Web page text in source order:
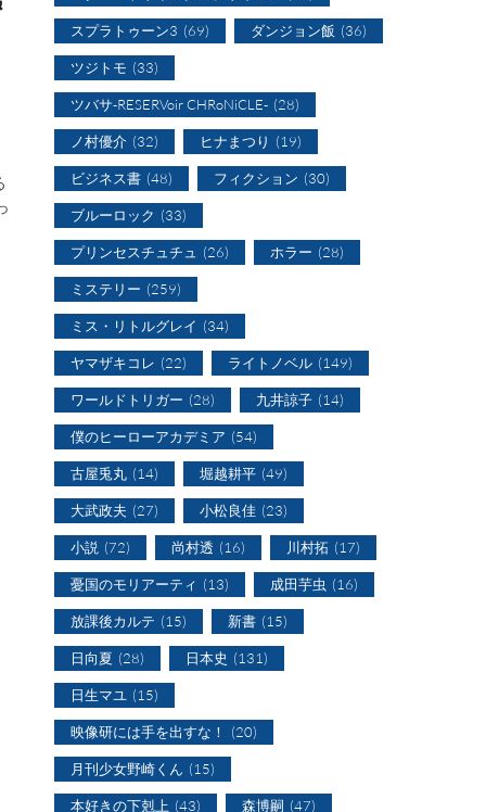
スプラトゥーン3 (69) ダンジョン飯 (36)
ツジトモ (33)
ツバサ-RESERVoir CHRoNiCLE- (28)
ノ村優介 (32) ヒナまつり (19)
ビジネス書 (48) フィクション (30)
ブルーロック (33)
プリンセスチュチュ (26) ホラー (28)
ミステリー (259)
ミス・リトルグレイ (34)
ヤマザキコレ (22) ライトノベル (149)
ワールドトリガー (28) 九井諒子 (14)
僕のヒーローアカデミア (54)
古屋兎丸 (14) 堀越耕平 (49)
大武政夫 (27) 小松良佳 (23)
小説 (72) 尚村透 (16) 川村拓 (17)
憂国のモリアーティ (13) 成田芋虫 (16)
放課後カルテ (15) 新書 (15)
日向夏 (28) 日本史 (131)
日生マユ (15)
映像研には手を出すな！ (20)
月刊少女野崎くん (15)
本好きの下剋上 (43) 森博嗣 (47)